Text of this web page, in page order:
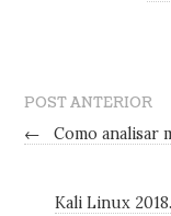
POST ANTERIOR
←
Como analisar
Kali Linux